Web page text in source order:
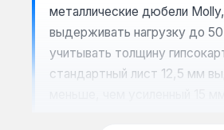
металлические дюбели
выдерживать нагрузку до
учитывать толщину
стандартный лист 12,5 мм